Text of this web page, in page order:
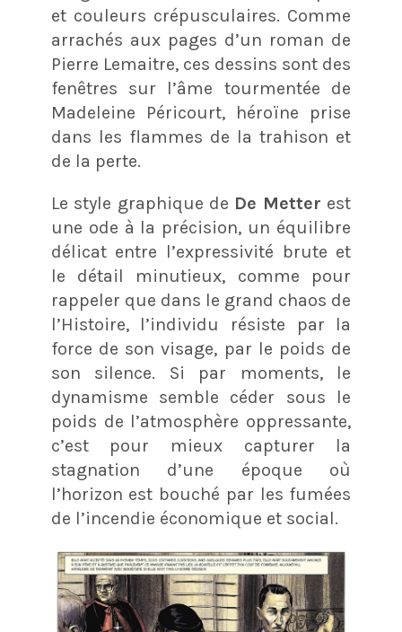
et couleurs crépusculaires. Comme
arrachés aux pages d’un roman de
Pierre Lemaitre, ces dessins sont des
fenêtres sur l’âme tourmentée de
Madeleine Péricourt, héroïne prise
dans les flammes de la trahison et
de la perte.
Le style graphique de De Metter est
une ode à la précision, un équilibre
délicat entre l’expressivité brute et
le détail minutieux, comme pour
rappeler que dans le grand chaos de
l’Histoire, l’individu résiste par la
force de son visage, par le poids de
son silence. Si par moments, le
dynamisme semble céder sous le
poids de l’atmosphère oppressante,
c’est pour mieux capturer la
stagnation d’une époque où
l’horizon est bouché par les fumées
de l’incendie économique et social.